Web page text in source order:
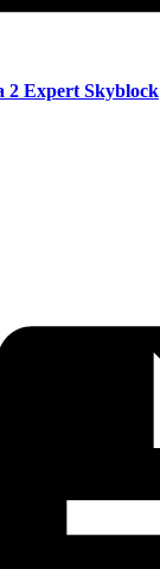
2 Expert Skyblock